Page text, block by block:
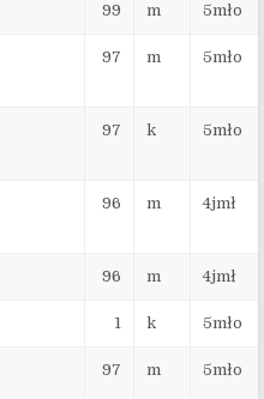
99 m 5mło
97 m 5mło
97 k 5mło
96 m 4jmł
96 m 4jmł
1 k 5mło
97 m 5mło